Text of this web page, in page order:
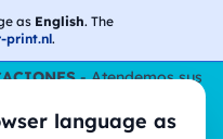
as English. The
print.nl.
language as
- Atendemos sus
en agosto.
Sin parar